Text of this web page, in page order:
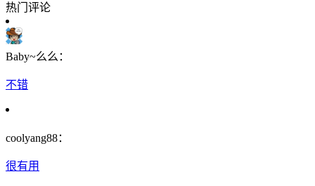
热门评论
Baby~么么：
不错
coolyang88：
很有用